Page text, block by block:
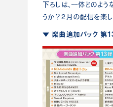
下ろしは、一体どのよ
うか？2月の配信を楽し
▼ 楽曲追加パック 第